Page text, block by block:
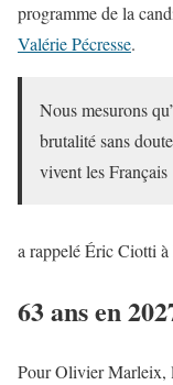
programme de la
Valérie Pécresse.
Nous mesurons
brutalité sans
vivent les Français
a rappelé Éric Ciotti
63 ans en
Pour Olivier Marleix,